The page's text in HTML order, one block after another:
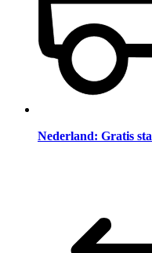
Nederland: Gratis